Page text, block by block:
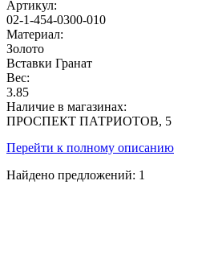
Артикул:
02-1-454-0300-010
Материал:
Золото
Вставки Гранат
Вес:
3.85
Наличие в магазинах:
ПРОСПЕКТ ПАТРИОТОВ, 5
Перейти к полному описанию
Найдено предложений: 1